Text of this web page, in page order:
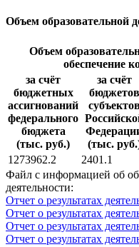
Объем образовательной
Объем
обеспечение
за счёт
бюджетных
ассигнований
федерального
бюджета
(тыс. руб.)
за счёт
бюджетов
(тыс.
1273962.2
2401.1
Файл с информацией об
деятельности:
Отчет о результатах
Отчет о результатах
Отчет о результатах
Отчет о результатах